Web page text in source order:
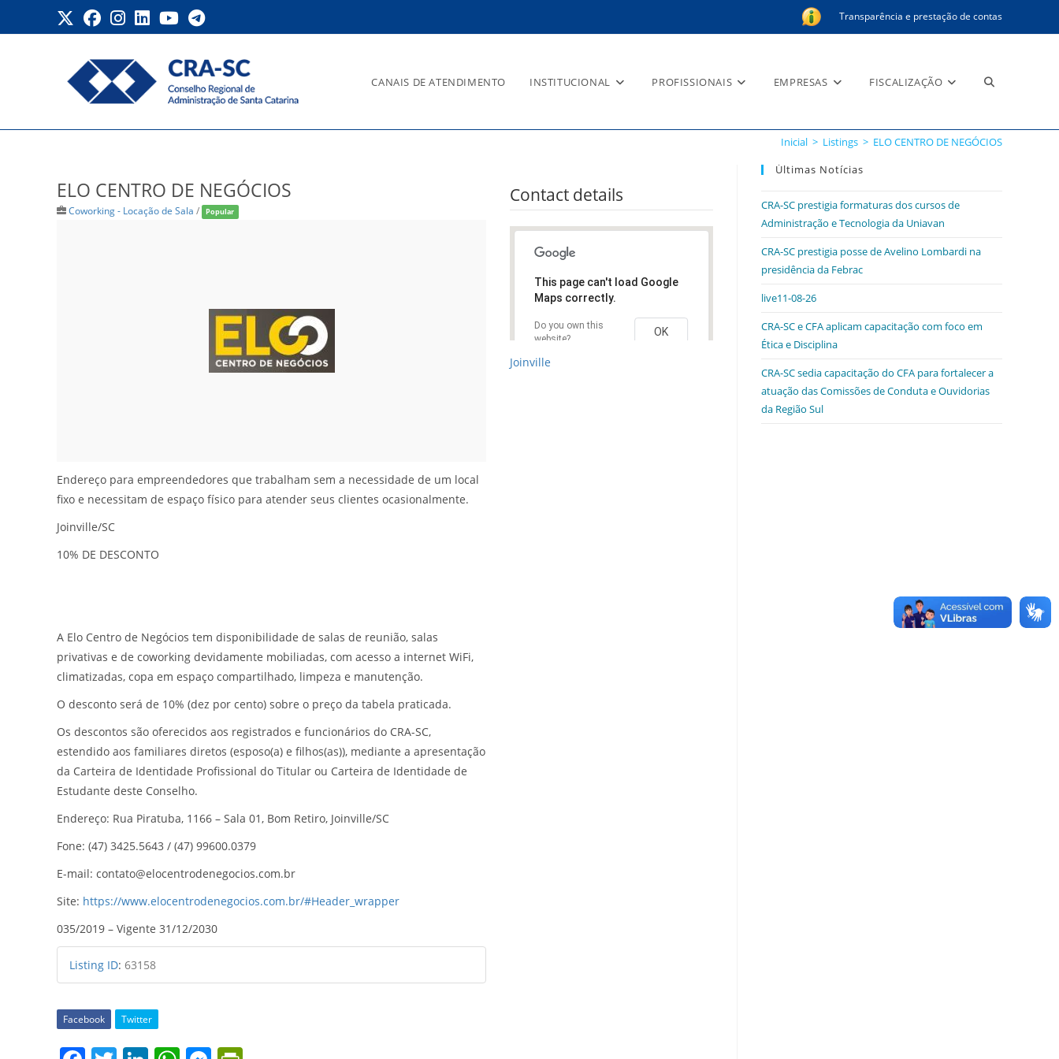
Transparência e prestação de contas
CANAIS DE ATENDIMENTO INSTITUCIONAL PROFISSIONAIS EMPRESAS FISCALIZAÇÃO Alternar
Inicial > Listings > ELO CENTRO DE NEGÓCIOS
ELO CENTRO DE NEGÓCIOS
Coworking - Locação de Sala / Popular
Endereço para empreendedores que trabalham sem a necessidade de um local
fixo e necessitam de espaço físico para atender seus clientes ocasionalmente.
Joinville/SC
10% DE DESCONTO
A Elo Centro de Negócios tem disponibilidade de salas de reunião, salas
privativas e de coworking devidamente mobiliadas, com acesso a internet WiFi,
climatizadas, copa em espaço compartilhado, limpeza e manutenção.
O desconto será de 10% (dez por cento) sobre o preço da tabela praticada.
Os descontos são oferecidos aos registrados e funcionários do CRA-SC,
estendido aos familiares diretos (esposo(a) e filhos(as)), mediante a apresentação
da Carteira de Identidade Profissional do Titular ou Carteira de Identidade de
Estudante deste Conselho.
Endereço: Rua Piratuba, 1166 – Sala 01, Bom Retiro, Joinville/SC
Fone: (47) 3425.5643 / (47) 99600.0379
E-mail: contato@elocentrodenegocios.com.br
Site: https://www.elocentrodenegocios.com.br/#Header_wrapper
035/2019 – Vigente 31/12/2030
Listing ID: 63158
Contact details
This page can't load Google
Maps correctly.
Do you own this
website?
OK
Joinville
Facebook Twitter
Últimas Notícias
CRA-SC prestigia formaturas dos cursos de
Administração e Tecnologia da Uniavan
CRA-SC prestigia posse de Avelino Lombardi na
presidência da Febrac
live11-08-26
CRA-SC e CFA aplicam capacitação com foco em
Ética e Disciplina
CRA-SC sedia capacitação do CFA para fortalecer a
atuação das Comissões de Conduta e Ouvidorias
da Região Sul